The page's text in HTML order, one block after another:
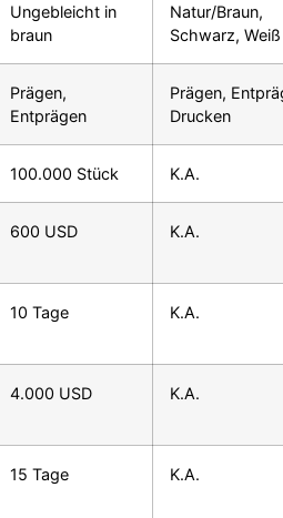
Ungebleicht in
braun
Natur/Braun,
Schwarz, Weiß
Prägen,
Entprägen
Prägen,
Drucken
100.000 Stück K.A.
600 USD K.A.
10 Tage K.A.
4.000 USD K.A.
15 Tage K.A.